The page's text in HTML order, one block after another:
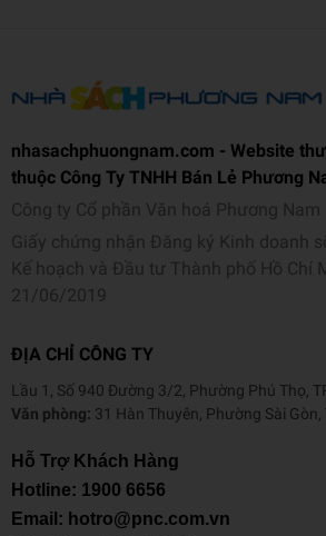
nhasachphuongnam.com - Website
thuộc Công Ty TNHH Bán Lẻ Phương
Công ty Cổ phần Văn hoá Phương Nam
Giấy chứng nhận Đăng ký Kinh doanh
Kế hoạch và Đầu tư Thành phố Hồ Chí
21/06/2019
ĐỊA CHỈ CÔNG TY
Lầu 1, Số 940 Đường 3/2, Phường Phú Thọ,
Văn phòng: 31 Hàn Thuyên, Phường Sài Gòn,
Hỗ Trợ Khách Hàng
Hotline: 1900 6656
Email: hotro@pnc.com.vn